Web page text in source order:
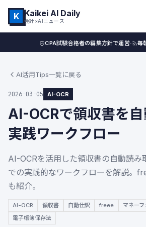
K Kaikei AI Daily
会計×AIニュース
CPA試験合格者の編集方針で運営· 毎
AI活用Tips一覧に戻る
2026-03-05 AI-OCR
AI-OCRで領収書を
実践ワークフロー
AI-OCRを活用した領収書の自動読み
での実践的なワークフローを解説。
も紹介。
AI-OCR 領収書 自動仕訳 freee
マネー
電子帳簿保存法